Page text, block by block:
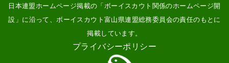
日本連盟ホームページ掲載の「ボーイスカウト関係のホームページ開
設 」に沿って、ボーイスカウト富山県連盟総務委員会の責任のもとに
掲載しています。
プライバシーポリシー